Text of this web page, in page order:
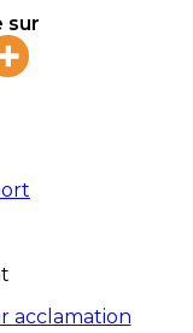
sur
acclamation